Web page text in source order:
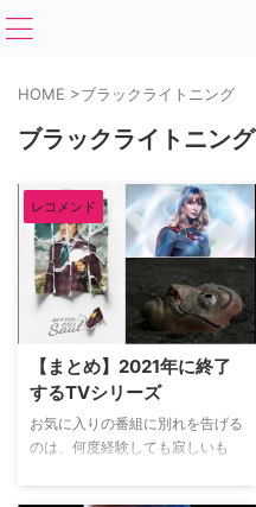
HOME >ブラックライトニング
ブラックライトニング
レコメンド
【まとめ】2021年に終了
するTVシリーズ
お気に入りの番組に別れを告げる
のは、何度経験しても寂しいも